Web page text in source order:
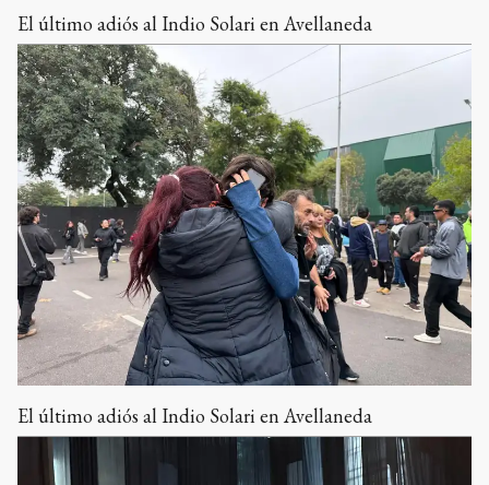
El último adiós al Indio Solari en Avellaneda
El último adiós al Indio Solari en Avellaneda